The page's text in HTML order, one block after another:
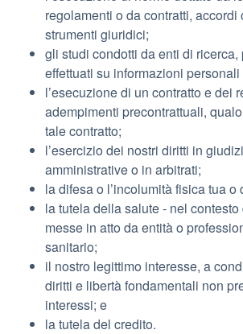
regolamenti o da contratti, accordi
strumenti giuridici;
gli studi condotti da enti di
effettuati su informazioni
l’esecuzione di un contratto e dei
adempimenti precontrattuali,
tale contratto;
l’esercizio dei nostri diritti in
amministrative o in arbitrati;
la difesa o l’incolumità fisica tua o
la tutela della salute - nel
messe in atto da entità o
sanitario;
il nostro legittimo interesse, a
diritti e libertà fondamentali non
interessi; e
la tutela del credito.